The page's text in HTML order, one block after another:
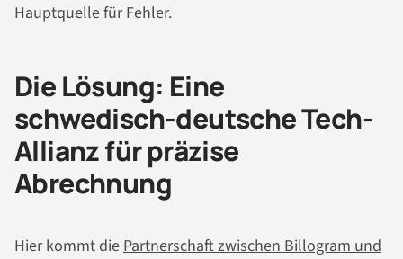
Hauptquelle für Fehler.
Die Lösung: Eine
schwedisch-deutsche Tech-
Allianz für präzise
Abrechnung
Hier kommt diePartnerschaft zwischen Billogram und